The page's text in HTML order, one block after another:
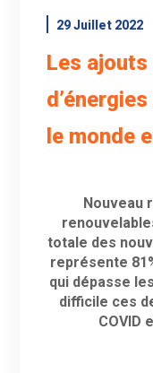
29 Juillet 2022
Les
le monde
Nouveau
totale des
représente
qui dépasse
difficile ces
COVID